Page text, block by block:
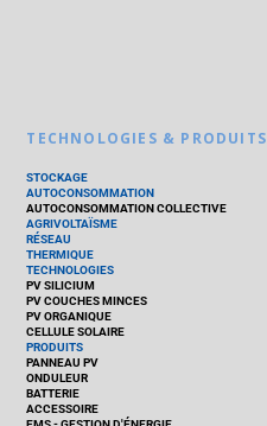
TECHNOLOGIES & PRODUITS
STOCKAGE
AUTOCONSOMMATION
AUTOCONSOMMATION COLLECTIVE
AGRIVOLTAÏSME
RÉSEAU
THERMIQUE
TECHNOLOGIES
PV SILICIUM
PV COUCHES MINCES
PV ORGANIQUE
CELLULE SOLAIRE
PRODUITS
PANNEAU PV
ONDULEUR
BATTERIE
ACCESSOIRE